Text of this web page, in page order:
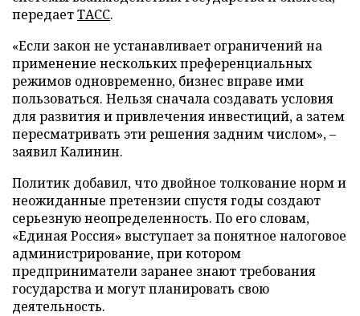
передаетТАСС.
«Если закон не устанавливает ограничений на
применение нескольких преференциальных
режимов одновременно, бизнес вправе ими
пользоваться. Нельзя сначала создавать условия
для развития и привлечения инвестиций, а затем
пересматривать эти решения задним числом», –
заявил Калинин.
Политик добавил, что двойное толкование норм и
неожиданные претензии спустя годы создают
серьезную неопределенность. По его словам,
«Единая Россия» выступает за понятное налоговое
администрирование, при котором
предприниматели заранее знают требования
государства и могут планировать свою
деятельность.